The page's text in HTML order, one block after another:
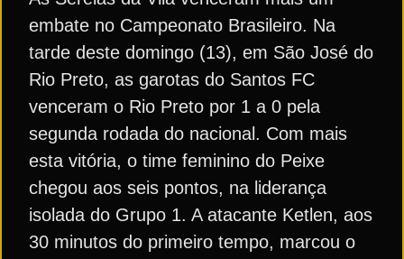
embate no Campeonato Brasileiro. Na
tarde deste domingo (13), em São José do
Rio Preto, as garotas do Santos FC
venceram o Rio Preto por 1 a 0 pela
segunda rodada do nacional. Com mais
esta vitória, o time feminino do Peixe
chegou aos seis pontos, na liderança
isolada do Grupo 1. A atacante Ketlen, aos
30 minutos do primeiro tempo, marcou o